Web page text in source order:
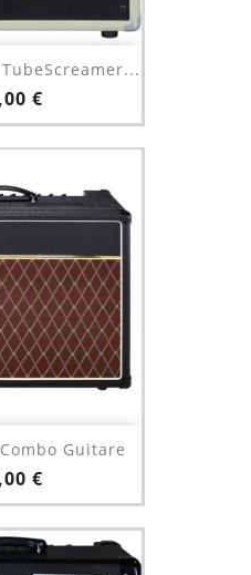
TubeScreamer...
€
Guitare
€